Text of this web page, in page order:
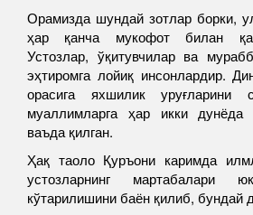
Орамизда шундай зотлар борки,
ҳар қанча мукофот билан
Устозлар, ўқитувчилар ва
эҳтиромга лойиқ инсонлардир.
орасига яхшилик уруғларини
муаллимларга ҳар икки дунёда
ваъда қилган.
Ҳақ таоло Қуръони каримда
устозларнинг мартабалари
кўтарилишини баён қилиб, бундай